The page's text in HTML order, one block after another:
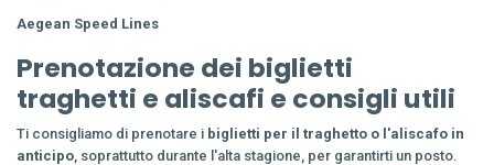
Aegean Speed Lines
Prenotazione dei biglietti
traghetti e aliscafi e consigli utili
Ti consigliamo di prenotare i biglietti per il traghetto o l'aliscafo in
anticipo , soprattutto durante l'alta stagione, per garantirti un posto.